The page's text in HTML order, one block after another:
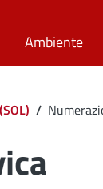
Ambiente
/